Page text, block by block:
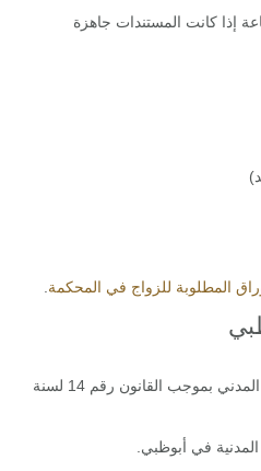
المطلوبة للزواج في المحكمة
تُعد أبوظبي أول إمارة تطبق الزواج المدني بموجب القانون رقم 14 لسنة
في أبوظبي.